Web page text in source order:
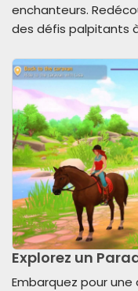
enchanteurs.
des défis palpitants
Explorez un
Embarquez pour